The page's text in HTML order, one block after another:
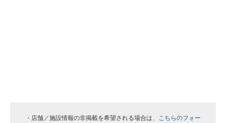
・店舗／施設情報の非掲載を希望される場合は、 こちらのフォー